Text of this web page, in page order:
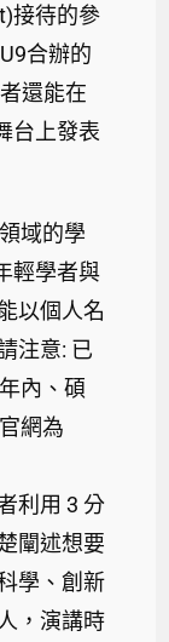
接待的參
合辦的
還能在
台上發表
域的學
輕學者與
以個人名
注意: 已
內、碩
網為
利用 3 分
闡述想要
學、創新
，演講時